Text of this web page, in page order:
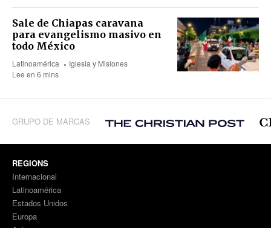
Sale de Chiapas caravana
para evangelismo masivo en
todo México
Latinoamérica
Iglesia y Misiones
Lee en 6 mins
GRUPO DE MARCAS
REGIONS
Internacional
Latinoamérica
Estados Unidos
Europa